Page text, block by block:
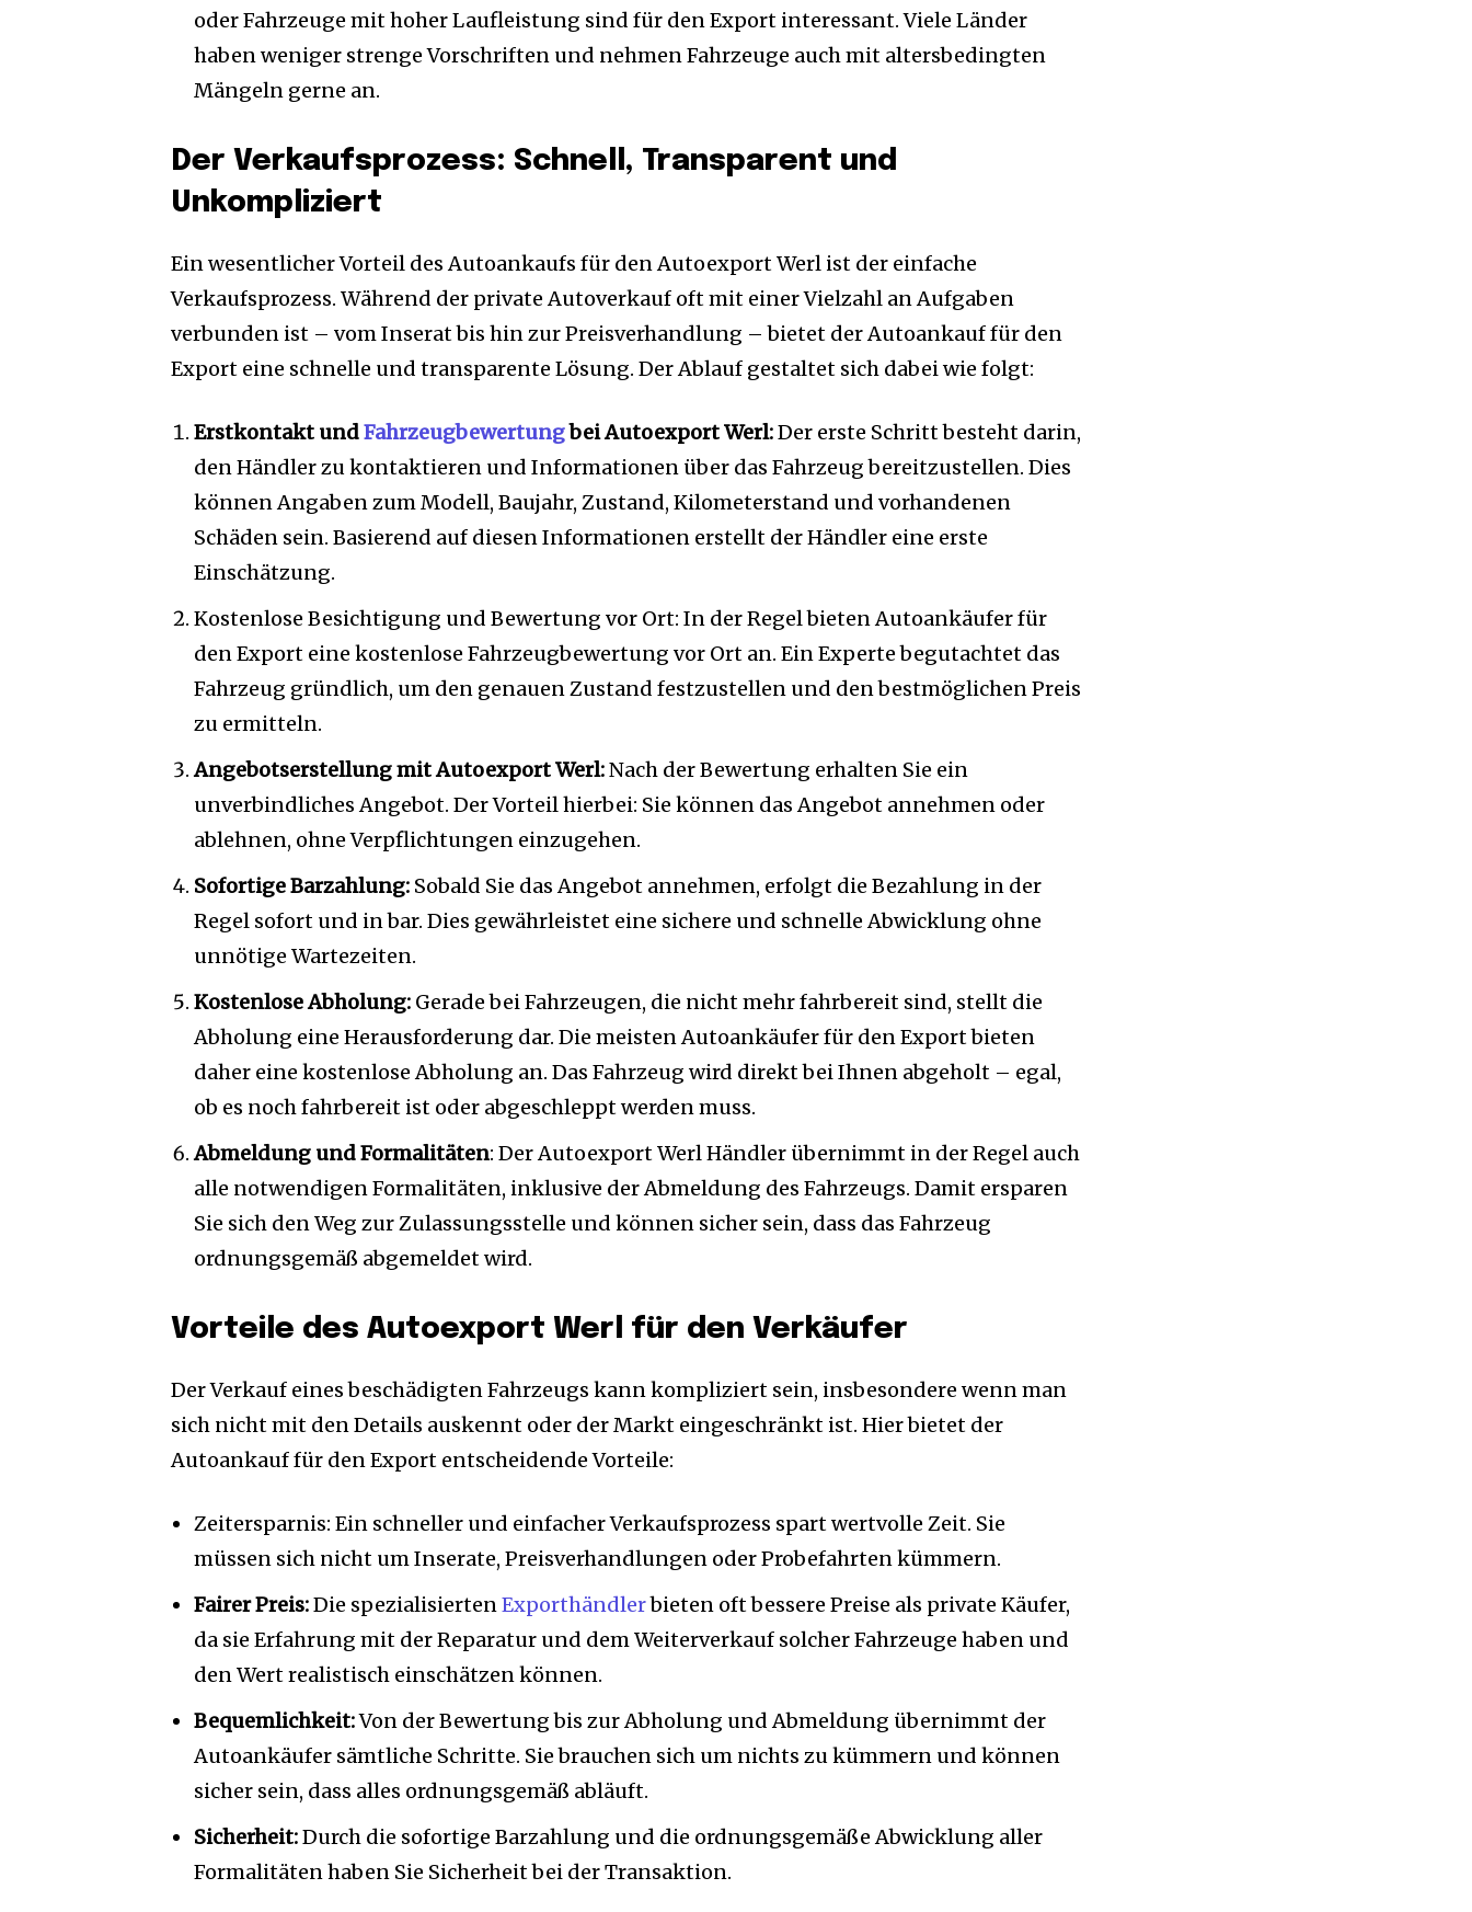
oder Fahrzeuge mit hoher Laufleistung sind für den Export interessant. Viele Länder
haben weniger strenge Vorschriften und nehmen Fahrzeuge auch mit altersbedingten
Mängeln gerne an.
Der Verkaufsprozess: Schnell, Transparent und
Unkompliziert
Ein wesentlicher Vorteil des Autoankaufs für den Autoexport Werl ist der einfache
Verkaufsprozess. Während der private Autoverkauf oft mit einer Vielzahl an Aufgaben
verbunden ist – vom Inserat bis hin zur Preisverhandlung – bietet der Autoankauf für den
Export eine schnelle und transparente Lösung. Der Ablauf gestaltet sich dabei wie folgt:
Erstkontakt undFahrzeugbewertungbei Autoexport Werl:Der erste Schritt besteht darin,
den Händler zu kontaktieren und Informationen über das Fahrzeug bereitzustellen. Dies
können Angaben zum Modell, Baujahr, Zustand, Kilometerstand und vorhandenen
Schäden sein. Basierend auf diesen Informationen erstellt der Händler eine erste
Einschätzung.
Kostenlose Besichtigung und Bewertung vor Ort: In der Regel bieten Autoankäufer für
den Export eine kostenlose Fahrzeugbewertung vor Ort an. Ein Experte begutachtet das
Fahrzeug gründlich, um den genauen Zustand festzustellen und den bestmöglichen Preis
zu ermitteln.
Angebotserstellung mit Autoexport Werl:Nach der Bewertung erhalten Sie ein
unverbindliches Angebot. Der Vorteil hierbei: Sie können das Angebot annehmen oder
ablehnen, ohne Verpflichtungen einzugehen.
Sofortige Barzahlung:Sobald Sie das Angebot annehmen, erfolgt die Bezahlung in der
Regel sofort und in bar. Dies gewährleistet eine sichere und schnelle Abwicklung ohne
unnötige Wartezeiten.
Kostenlose Abholung:Gerade bei Fahrzeugen, die nicht mehr fahrbereit sind, stellt die
Abholung eine Herausforderung dar. Die meisten Autoankäufer für den Export bieten
daher eine kostenlose Abholung an. Das Fahrzeug wird direkt bei Ihnen abgeholt – egal,
ob es noch fahrbereit ist oder abgeschleppt werden muss.
Abmeldung und Formalitäten: Der Autoexport Werl Händler übernimmt in der Regel auch
alle notwendigen Formalitäten, inklusive der Abmeldung des Fahrzeugs. Damit ersparen
Sie sich den Weg zur Zulassungsstelle und können sicher sein, dass das Fahrzeug
ordnungsgemäß abgemeldet wird.
Vorteile des Autoexport Werl für den Verkäufer
Der Verkauf eines beschädigten Fahrzeugs kann kompliziert sein, insbesondere wenn man
sich nicht mit den Details auskennt oder der Markt eingeschränkt ist. Hier bietet der
Autoankauf für den Export entscheidende Vorteile:
Zeitersparnis: Ein schneller und einfacher Verkaufsprozess spart wertvolle Zeit. Sie
müssen sich nicht um Inserate, Preisverhandlungen oder Probefahrten kümmern.
Fairer Preis:Die spezialisiertenExporthändlerbieten oft bessere Preise als private Käufer,
da sie Erfahrung mit der Reparatur und dem Weiterverkauf solcher Fahrzeuge haben und
den Wert realistisch einschätzen können.
Bequemlichkeit:Von der Bewertung bis zur Abholung und Abmeldung übernimmt der
Autoankäufer sämtliche Schritte. Sie brauchen sich um nichts zu kümmern und können
sicher sein, dass alles ordnungsgemäß abläuft.
Sicherheit:Durch die sofortige Barzahlung und die ordnungsgemäße Abwicklung aller
Formalitäten haben Sie Sicherheit bei der Transaktion.